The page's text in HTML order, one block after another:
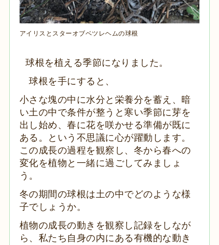
アイリスとスターオブベツレヘムの球根
球根を植える季節になりました。
球根を手にすると、
小さな塊の中に水分と栄養分を蓄え、暗
い土の中で条件が整うと寒い季節に芽を
出し始め、春に花を咲かせる準備が既に
ある。という不思議に心が躍動します。
この成長の過程を観察し、冬から春への
変化を植物と一緒に過ごしてみましょ
う。
冬の期間の球根は土の中でどのような様
子でしょうか。
植物の成長の動きを観察し記録をしなが
ら、私たち自身の内にある有機的な動き